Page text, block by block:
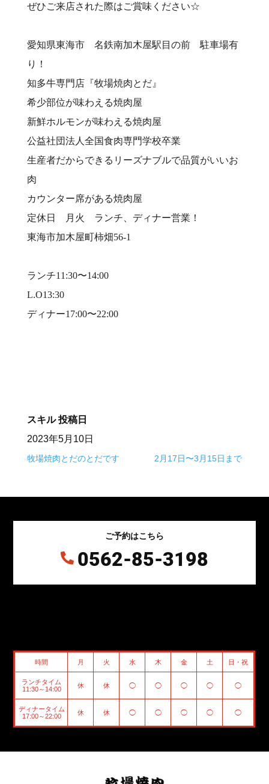
ぜひご来店された際はご賞味ください☆
愛知県東海市 名鉄南加木屋駅目の前 駐車場有
り！⠀
知多牛専門店『牧場焼肉とだ』⠀
希少部位が味わえる焼肉屋⠀
新鮮ホルモンが味わえる焼肉屋⠀
公益社団法人全国食肉専門学校卒業⠀
生産者だからできるリーズナブルで品質がいいお
肉⠀
カウンター席がある焼肉屋⠀
定休日 月火 ランチ、ディナー営業！⠀
東海市加木屋町柿畑56-1⠀
ランチ11:30〜14:00⠀
L.O13:30⠀
ディナー17:00〜22:00⠀
スキル 投稿日
2023年5月10日
牧場焼肉とだのとだです 2月17日〜3月15日まで
ご予約はこちら
 0562-85-3198
時間 月 火 水 木 金 土 日・祝
ランチタイム
11:30～14:00
休 休 ◯ ◯ ◯ ◯ ◯
ディナータイム
17:00～22:00
休 休 ◯ ◯ ◯ ◯ ◯